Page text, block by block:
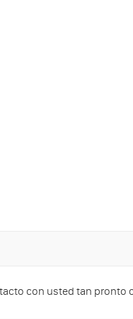
con usted tan pronto